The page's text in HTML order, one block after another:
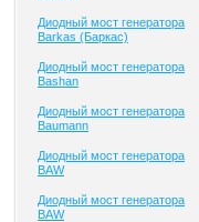
Диодный мост генератора
Barkas (Баркас)
Диодный мост генератора
Bashan
Диодный мост генератора
Baumann
Диодный мост генератора
BAW
Диодный мост генератора
BAW